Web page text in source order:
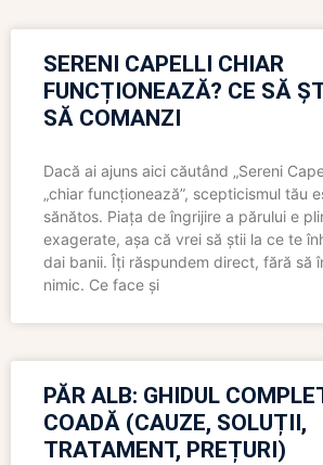
SERENI CAPELLI CHIAR
FUNCȚIONEAZĂ? CE SĂ
SĂ COMANZI
Dacă ai ajuns aici căutând „Sereni
„chiar funcționează”, scepticismul tău
sănătos. Piața de îngrijire a părului e
exagerate, așa că vrei să știi la ce te
dai banii. Îți răspundem direct, fără să
nimic. Ce face și
PĂR ALB: GHIDUL
COADĂ (CAUZE, SOLUȚII,
TRATAMENT, PREȚURI)